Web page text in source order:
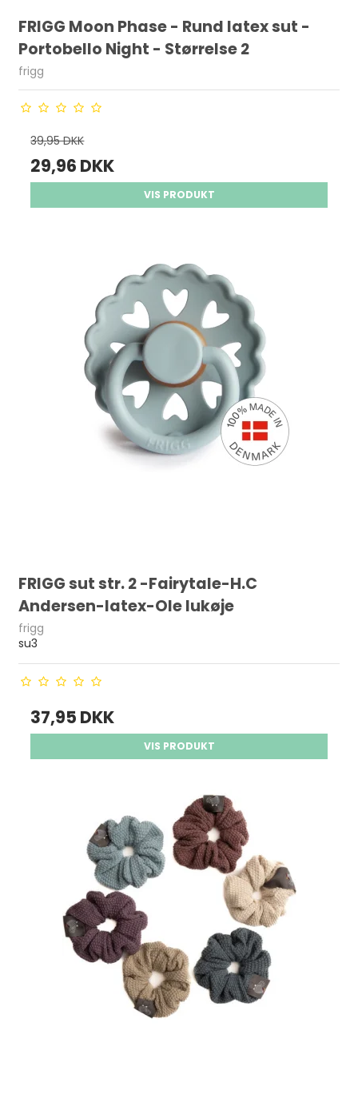
FRIGG Moon Phase - Rund latex sut -
Portobello Night - Størrelse 2
frigg
39,95 DKK
29,96 DKK
VIS PRODUKT
FRIGG sut str. 2 -Fairytale-H.C
Andersen-latex-Ole lukøje
frigg
su3
37,95 DKK
VIS PRODUKT